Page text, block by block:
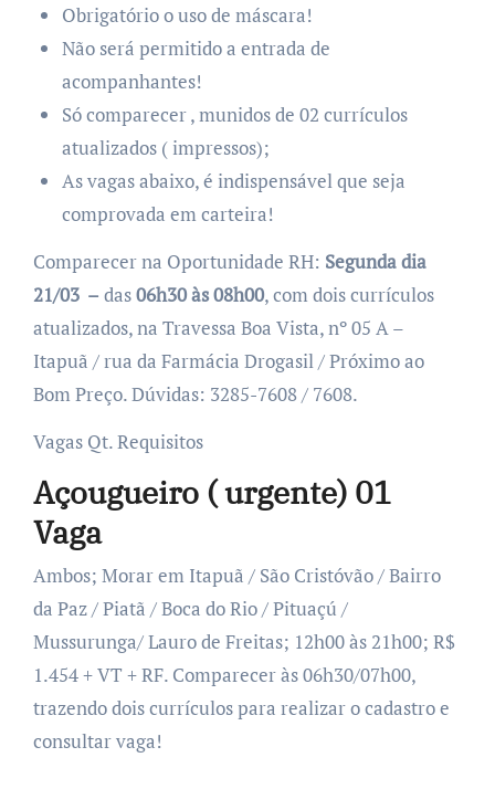
Obrigatório o uso de máscara!
Não será permitido a entrada de
acompanhantes!
Só comparecer , munidos de 02 currículos
atualizados ( impressos);
As vagas abaixo, é indispensável que seja
comprovada em carteira!
Comparecer na Oportunidade RH: Segunda dia
21/03 – das06h30 às 08h00, com dois currículos
atualizados, na Travessa Boa Vista, nº 05 A –
Itapuã / rua da Farmácia Drogasil / Próximo ao
Bom Preço. Dúvidas: 3285-7608 / 7608.
Vagas Qt. Requisitos
Açougueiro ( urgente) 01
Vaga
Ambos; Morar em Itapuã / São Cristóvão / Bairro
da Paz / Piatã / Boca do Rio / Pituaçú /
Mussurunga/ Lauro de Freitas; 12h00 às 21h00; R$
1.454 + VT + RF. Comparecer às 06h30/07h00,
trazendo dois currículos para realizar o cadastro e
consultar vaga!